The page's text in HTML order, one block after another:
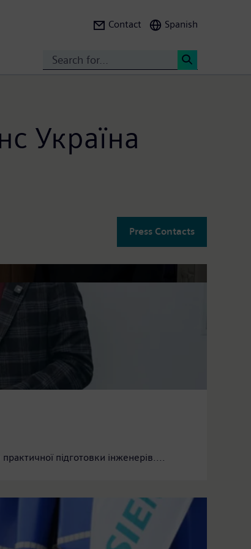
Contact Spanish
Україна
Press Contacts
критичної інфраструктури....
підготовки інженерів....